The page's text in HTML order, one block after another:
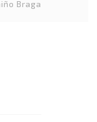
Braga